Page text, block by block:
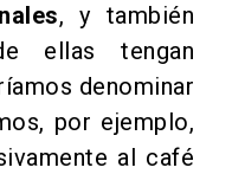
, y también
ellas tengan
denominar
por ejemplo,
al café